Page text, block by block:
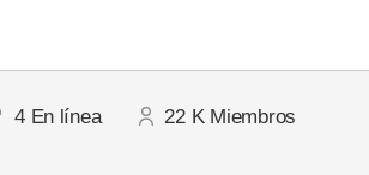
4 En línea 22 K Miembros